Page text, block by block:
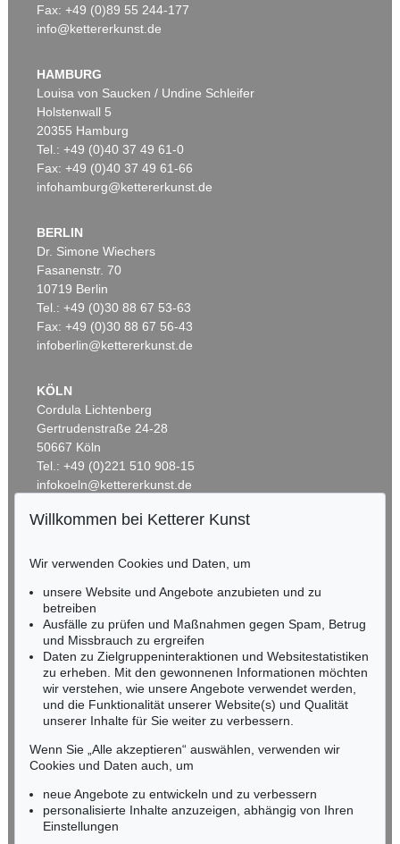
Auktion 606 - Lot 20
Ergebnis:€ 903.000
Auktion 606 - Lot 2
LYONEL FEININGER
The Red Streetsweeper (II), 1920
Ergebnis:€ 490.200
Auktion 428 - Lot 255
Ergebnis:€ 475.000
Auktion 606 - Lot 9
At the Sea-Side, Panel I , 1940
Ergebnis:€ 438.600
Der junge Mann aus dem Dorfe / Mill with Red Man , 1917
Ergebnis:€ 400.000
Fax: +49 (0)89 55 244-177
info@kettererkunst.de
HAMBURG
Louisa von Saucken / Undine Schleifer
Holstenwall 5
20355 Hamburg
Tel.: +49 (0)40 37 49 61-0
Fax: +49 (0)40 37 49 61-66
infohamburg@kettererkunst.de
BERLIN
Dr. Simone Wiechers
Fasanenstr. 70
10719 Berlin
Tel.: +49 (0)30 88 67 53-63
Fax: +49 (0)30 88 67 56-43
infoberlin@kettererkunst.de
KÖLN
Cordula Lichtenberg
Gertrudenstraße 24-28
50667 Köln
Tel.: +49 (0)221 510 908-15
infokoeln@kettererkunst.de
RHEINLAND-PFALZ
Miriam Heß
Tel.: +49 (0)62 21 58 80-038
Fax: +49 (0)62 21 58 80-595
infoheidelberg@kettererkunst.de
NORDDEUTSCHLAND
Nico Kassel, M.A.
Tel.: +49 (0)89 55244-164
Mobil: +49 (0)171 8618661
n.kassel@kettererkunst.de
Keine Auktion mehr verpassen!
Willkommen bei Ketterer Kunst
Wir verwenden Cookies und Daten, um
unsere Website und Angebote anzubieten und zu
betreiben
Ausfälle zu prüfen und Maßnahmen gegen Spam, Betrug
und Missbrauch zu ergreifen
Daten zu Zielgruppeninteraktionen und Websitestatistiken
zu erheben. Mit den gewonnenen Informationen möchten
wir verstehen, wie unsere Angebote verwendet werden,
und die Funktionalität unserer Website(s) und Qualität
unserer Inhalte für Sie weiter zu verbessern.
Wenn Sie „Alle akzeptieren“ auswählen, verwenden wir
Cookies und Daten auch, um
neue Angebote zu entwickeln und zu verbessern
personalisierte Inhalte anzuzeigen, abhängig von Ihren
Einstellungen